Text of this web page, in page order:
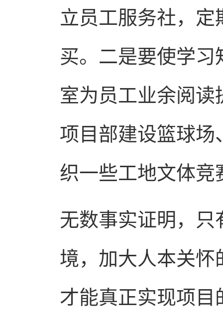
立员工服务社，
买。二是要使学
室为员工业余阅
项目部建设篮球
织一些工地文体
无数事实证明，
境，加大人本关
才能真正实现项